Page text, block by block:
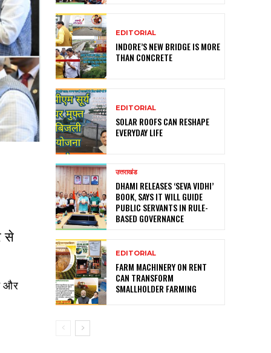
से
और
EDITORIAL
INDORE’S NEW BRIDGE IS MORE
THAN CONCRETE
EDITORIAL
SOLAR ROOFS CAN RESHAPE
EVERYDAY LIFE
उत्तराखंड
DHAMI RELEASES ‘SEVA VIDHI’
BOOK, SAYS IT WILL GUIDE
PUBLIC SERVANTS IN RULE-
BASED GOVERNANCE
EDITORIAL
FARM MACHINERY ON RENT
CAN TRANSFORM
SMALLHOLDER FARMING